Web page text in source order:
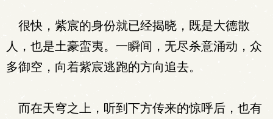
很快，紫宸的身份就已经揭晓，既是大德散
人，也是土豪蛮夷。一瞬间，无尽杀意涌动，众
多御空，向着紫宸逃跑的方向追去。
而在天穹之上，听到下方传来的惊呼后，也有